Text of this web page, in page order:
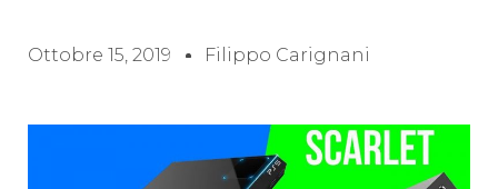
Ottobre 15, 2019 Filippo Carignani